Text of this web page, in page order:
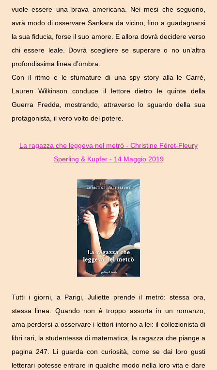
vuole essere una brava americana. Nei mesi che seguono,
avrà modo di osservare Sankara da vicino, fino a guadagnarsi
la sua fiducia, forse il suo amore. E allora dovrà decidere verso
chi essere leale. Dovrà scegliere se superare o no un’altra
profondissima linea d’ombra.
Con il ritmo e le sfumature di una spy story alla le Carré,
Lauren Wilkinson conduce il lettore dietro le quinte della
Guerra Fredda, mostrando, attraverso lo sguardo della sua
protagonista, il vero volto del potere.
La ragazza che leggeva nel metrò - Christine Féret-Fleury
Sperling & Kupfer - 14 Maggio 2019
Tutti i giorni, a Parigi, Juliette prende il metrò: stessa ora,
stessa linea. Quando non è troppo assorta in un romanzo,
ama perdersi a osservare i lettori intorno a lei: il collezionista di
libri rari, la studentessa di matematica, la ragazza che piange a
pagina 247. Li guarda con curiosità, come se dai loro gusti
letterari potesse entrare in qualche modo nella loro vita e dare